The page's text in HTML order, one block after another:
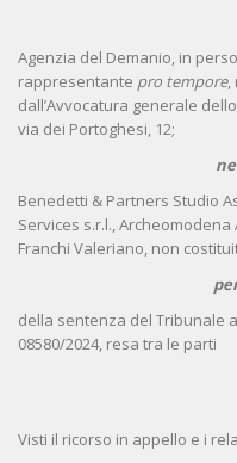
Agenzia del Demanio, in
rappresentante pro tempore,
dall’Avvocatura generale
via dei Portoghesi, 12;
Benedetti & Partners Studio
Services s.r.l.,
Franchi Valeriano, non
della sentenza del Tribunale
08580/2024, resa tra le parti
Visti il ricorso in appello e i